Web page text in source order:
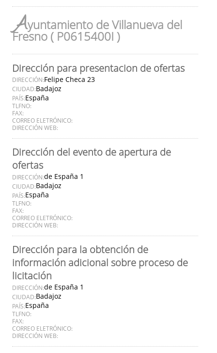
Ayuntamiento de Villanueva del
Fresno ( P0615400I )
Dirección para presentacion de ofertas
DIRECCIÓN:Felipe Checa 23
CIUDAD:Badajoz
PAÍS:España
TLFNO:
FAX:
CORREO ELETRÓNICO:
DIRECCIÓN WEB:
Dirección del evento de apertura de
ofertas
DIRECCIÓN:de España 1
CIUDAD:Badajoz
PAÍS:España
TLFNO:
FAX:
CORREO ELETRÓNICO:
DIRECCIÓN WEB:
Dirección para la obtención de
información adicional sobre proceso de
licitación
DIRECCIÓN:de España 1
CIUDAD:Badajoz
PAÍS:España
TLFNO:
FAX:
CORREO ELETRÓNICO:
DIRECCIÓN WEB: